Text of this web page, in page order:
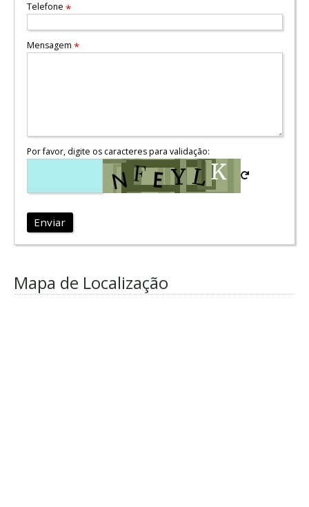
Telefone *
Mensagem *
Por favor, digite os caracteres para validação:
Enviar
Mapa de Localização